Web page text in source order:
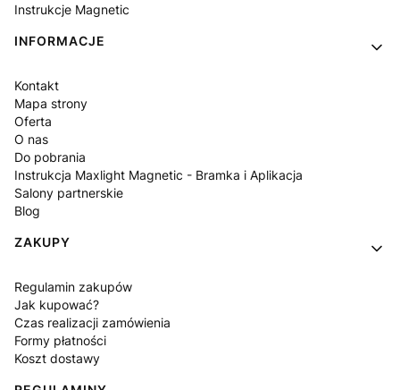
Instrukcje Magnetic
INFORMACJE
Kontakt
Mapa strony
Oferta
O nas
Do pobrania
Instrukcja Maxlight Magnetic - Bramka i Aplikacja
Salony partnerskie
Blog
ZAKUPY
Regulamin zakupów
Jak kupować?
Czas realizacji zamówienia
Formy płatności
Koszt dostawy